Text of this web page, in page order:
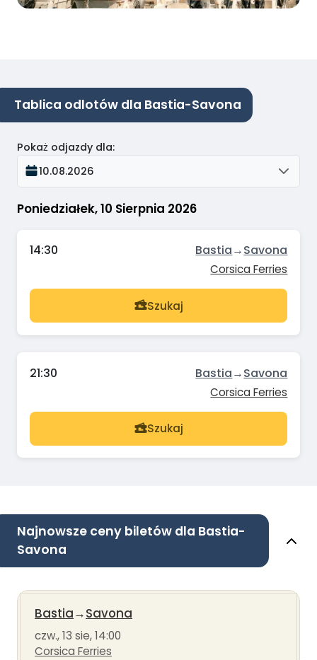
Tablica odlotów dla Bastia-Savona
Poniedziałek, 10 Sierpnia 2026
Pokaż odjazdy dla:
10.08.2026
14:30 Bastia→Savona
Corsica Ferries
Szukaj
21:30 Bastia→Savona
Corsica Ferries
Szukaj
Najnowsze ceny biletów dla Bastia-
Savona
Bastia→Savona
czw., 13 sie, 14:00
Corsica Ferries